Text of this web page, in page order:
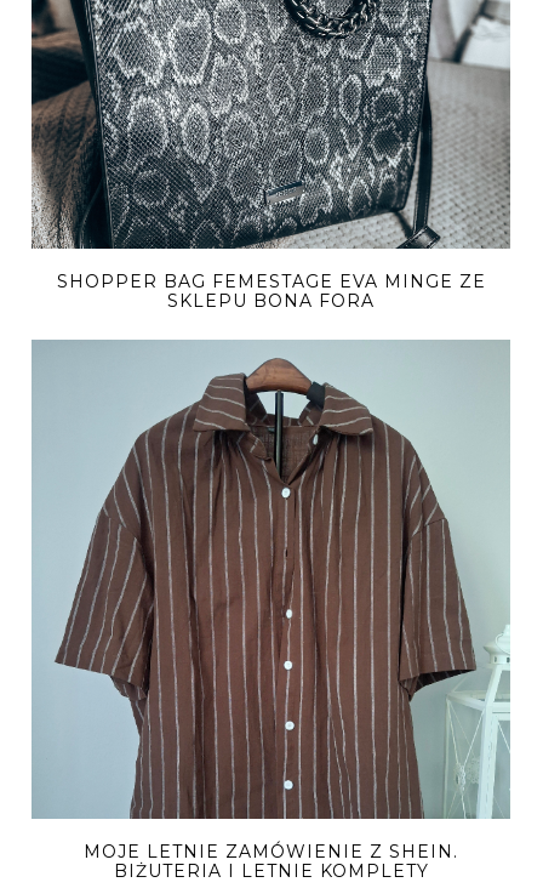
SHOPPER BAG FEMESTAGE EVA MINGE ZE
SKLEPU BONA FORA
MOJE LETNIE ZAMÓWIENIE Z SHEIN.
BIŻUTERIA I LETNIE KOMPLETY